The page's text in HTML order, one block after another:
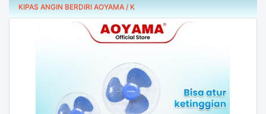
KIPAS ANGIN BERDIRI AOYAMA / K